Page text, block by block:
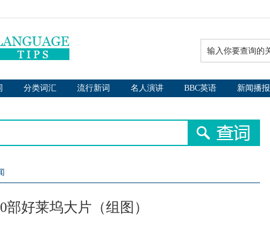
分类词汇 流行新词 名人演讲 BBC英语 新闻播报
好莱坞大片（组图）